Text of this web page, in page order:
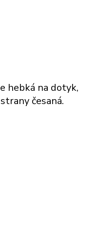
hebká na dotyk,
česaná.